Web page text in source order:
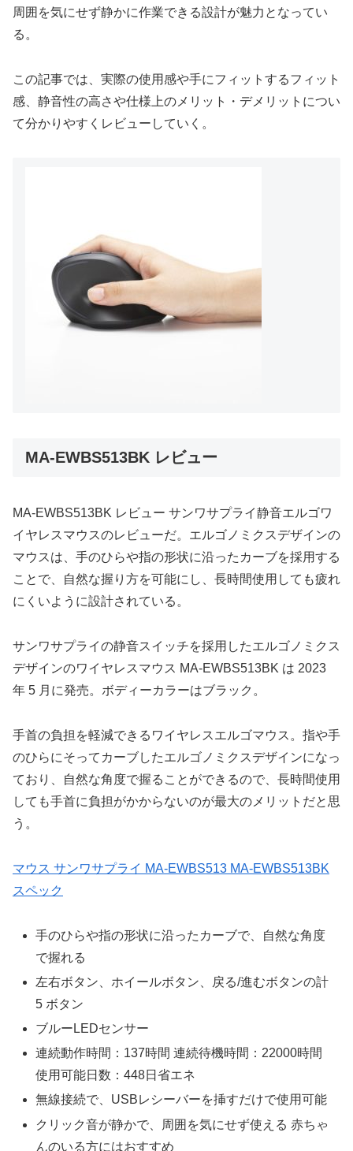
周囲を気にせず静かに作業できる設計が魅力となってい
る。
この記事では、実際の使用感や手にフィットするフィット
感、静音性の高さや仕様上のメリット・デメリットについ
て分かりやすくレビューしていく。
MA-EWBS513BK レビュー
MA-EWBS513BK レビュー サンワサプライ静音エルゴワ
イヤレスマウスのレビューだ。エルゴノミクスデザインの
マウスは、手のひらや指の形状に沿ったカーブを採用する
ことで、自然な握り方を可能にし、長時間使用しても疲れ
にくいように設計されている。
サンワサプライの静音スイッチを採用したエルゴノミクス
デザインのワイヤレスマウス MA-EWBS513BK は 2023
年 5 月に発売。ボディーカラーはブラック。
手首の負担を軽減できるワイヤレスエルゴマウス。指や手
のひらにそってカーブしたエルゴノミクスデザインになっ
ており、自然な角度で握ることができるので、長時間使用
しても手首に負担がかからないのが最大のメリットだと思
う。
マウス サンワサプライ MA-EWBS513 MA-EWBS513BK
スペック
手のひらや指の形状に沿ったカーブで、自然な角度
で握れる
左右ボタン、ホイールボタン、戻る/進むボタンの計
5 ボタン
ブルーLEDセンサー
連続動作時間：137時間 連続待機時間：22000時間
使用可能日数：448日省エネ
無線接続で、USBレシーバーを挿すだけで使用可能
クリック音が静かで、周囲を気にせず使える 赤ちゃ
んのいる方にはおすすめ